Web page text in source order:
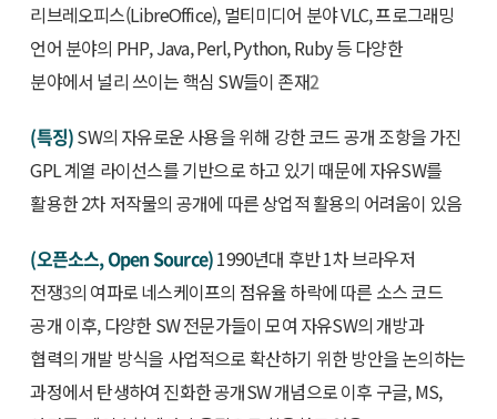
리브레오피스(LibreOffice), 멀티미디어 분야 VLC, 프로그래밍
언어 분야의 PHP, Java, Perl, Python, Ruby 등 다양한
분야에서 널리 쓰이는 핵심 SW들이 존재2
(특징)SW의 자유로운 사용을 위해 강한 코드 공개 조항을 가진
GPL 계열 라이선스를 기반으로 하고 있기 때문에 자유SW를
활용한 2차 저작물의 공개에 따른 상업적 활용의 어려움이 있음
(오픈소스, Open Source)1990년대 후반 1차 브라우저
전쟁3의 여파로 네스케이프의 점유율 하락에 따른 소스 코드
공개 이후, 다양한 SW 전문가들이 모여 자유SW의 개방과
협력의 개발 방식을 사업적으로 확산하기 위한 방안을 논의하는
과정에서 탄생하여 진화한 공개SW 개념으로 이후 구글, MS,